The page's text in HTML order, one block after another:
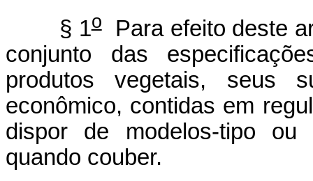
§ 1oPara efeito deste
conjunto das
produtos vegetais, seus
econômico, contidas em
dispor de modelos-tipo ou
quando couber.